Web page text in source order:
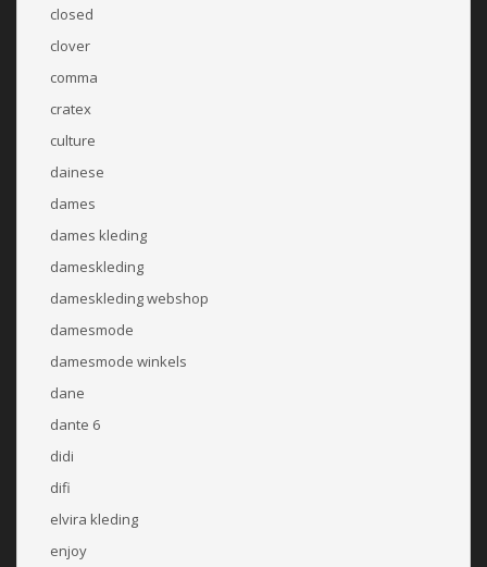
closed
clover
comma
cratex
culture
dainese
dames
dames kleding
dameskleding
dameskleding webshop
damesmode
damesmode winkels
dane
dante 6
didi
difi
elvira kleding
enjoy